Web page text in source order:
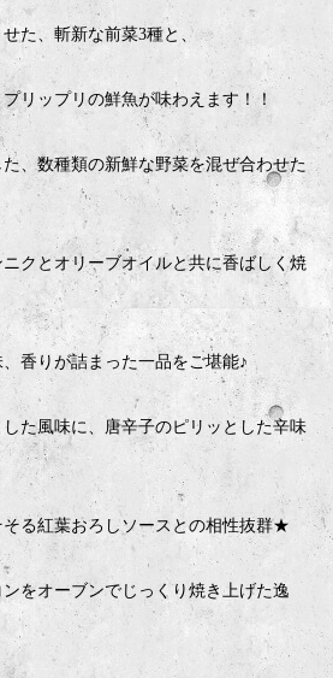
た、斬新な前菜3種と、
リップリの鮮魚が味わえます！！
、数種類の新鮮な野菜を混ぜ合わせた
クとオリーブオイルと共に香ばしく焼
香りが詰まった一品をご堪能♪
た風味に、唐辛子のピリッとした辛味
る紅葉おろしソースとの相性抜群★
をオーブンでじっくり焼き上げた逸